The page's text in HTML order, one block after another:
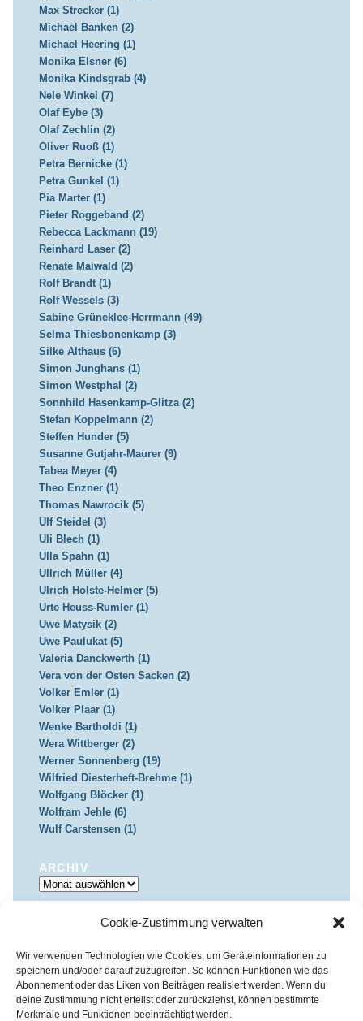
Cookie-Zustimmung verwalten
Wir verwenden Technologien wie Cookies, um Geräteinformationen zu
speichern und/oder darauf zuzugreifen. So können Funktionen wie das
Abonnement oder das Liken von Beiträgen realisiert werden. Wenn du
deine Zustimmung nicht erteilst oder zurückziehst, können bestimmte
Merkmale und Funktionen beeinträchtigt werden.
Max Strecker (1)
Michael Banken (2)
Michael Heering (1)
Monika Elsner (6)
Monika Kindsgrab (4)
Nele Winkel (7)
Olaf Eybe (3)
Olaf Zechlin (2)
Oliver Ruoß (1)
Petra Bernicke (1)
Petra Gunkel (1)
Pia Marter (1)
Pieter Roggeband (2)
Rebecca Lackmann (19)
Reinhard Laser (2)
Renate Maiwald (2)
Rolf Brandt (1)
Rolf Wessels (3)
Sabine Grüneklee-Herrmann (49)
Selma Thiesbonenkamp (3)
Silke Althaus (6)
Simon Junghans (1)
Simon Westphal (2)
Sonnhild Hasenkamp-Glitza (2)
Stefan Koppelmann (2)
Steffen Hunder (5)
Susanne Gutjahr-Maurer (9)
Tabea Meyer (4)
Theo Enzner (1)
Thomas Nawrocik (5)
Ulf Steidel (3)
Uli Blech (1)
Ulla Spahn (1)
Ullrich Müller (4)
Ulrich Holste-Helmer (5)
Urte Heuss-Rumler (1)
Uwe Matysik (2)
Uwe Paulukat (5)
Valeria Danckwerth (1)
Vera von der Osten Sacken (2)
Volker Emler (1)
Volker Plaar (1)
Wenke Bartholdi (1)
Wera Wittberger (2)
Werner Sonnenberg (19)
Wilfried Diesterheft-Brehme (1)
Wolfgang Blöcker (1)
Wolfram Jehle (6)
Wulf Carstensen (1)
ARCHIV
Archiv
IMPRESSUM & DATENSCHUTZ
Datenschutz
Kirchenkreis Essen | Referat für Presse- und Öffentlichkeitsarbeit /